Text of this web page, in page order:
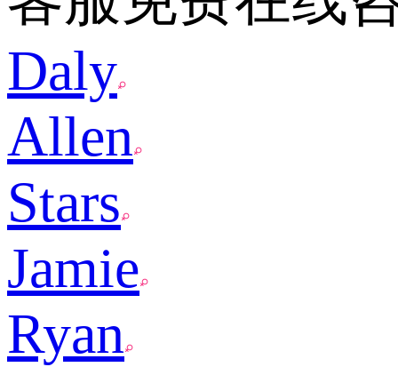
Daly
Allen
Stars
Jamie
Ryan